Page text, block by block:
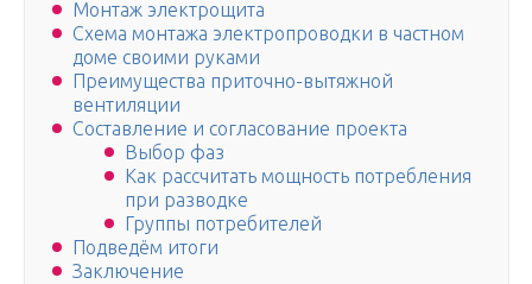
Монтаж электрощита
Схема монтажа электропроводки в частном
доме своими руками
Преимущества приточно-вытяжной
вентиляции
Составление и согласование проекта
Выбор фаз
Как рассчитать мощность потребления
при разводке
Группы потребителей
Подведём итоги
Заключение